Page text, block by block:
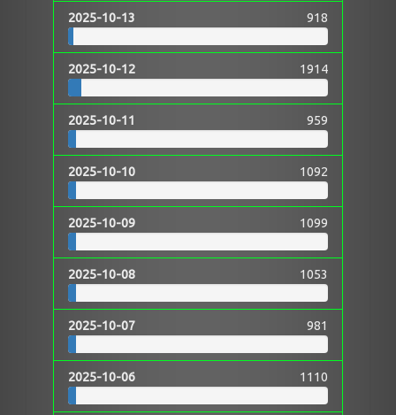
2025-10-13 918
2025-10-12 1914
2025-10-11 959
2025-10-10 1092
2025-10-09 1099
2025-10-08 1053
2025-10-07 981
2025-10-06 1110